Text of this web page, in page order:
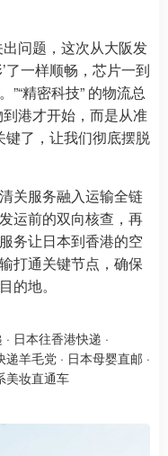
问题，这次从大阪发
了一样顺畅，芯片一到
精密科技” 的物流总
港才开始，而是从准
键了，让我们彻底摆脱
关服务融入运输全链
运前的双向核查，再
务让日本到香港的空
打通关键节点，确保
的地。
· 日本往香港快递 ·
递羊毛党 · 日本母婴直邮 ·
美妆直通车